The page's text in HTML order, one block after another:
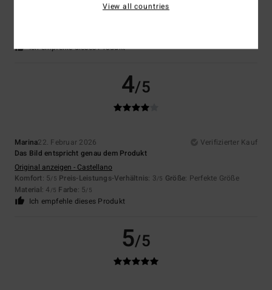
Original anzeigen - Castellano
Ich empfehle dieses Produkt
4/5
Marina22. Februar 2026
Verifizierter Kauf
Das Bild entspricht genau dem Produkt
Original anzeigen - Castellano
Komfort: 5/5 Preis-Leistungs-Verhältnis: 3/5 Größe: Perfekte Größe
Material: 4 /5 Farbe: 5/5
Ich empfehle dieses Produkt
5/5
View all countries